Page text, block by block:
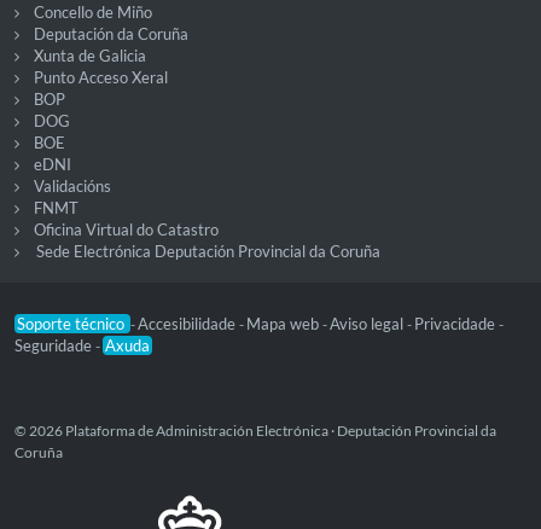
Concello de Miño
Deputación da Coruña
Xunta de Galicia
Punto Acceso Xeral
BOP
DOG
BOE
eDNI
Validacións
FNMT
Oficina Virtual do Catastro
Sede Electrónica Deputación Provincial da Coruña
Soporte técnico -Accesibilidade - Mapa web -Aviso legal - Privacidade -
Seguridade - Axuda
© 2026 Plataforma de Administración Electrónica · Deputación Provincial da
Coruña